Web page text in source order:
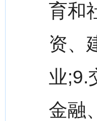
育和
资、
业;9.
金融